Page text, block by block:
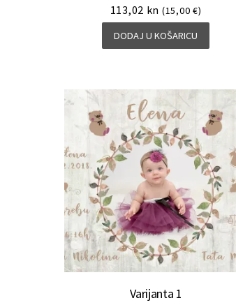
113,02 kn (15,00 €)
DODAJ U KOŠARICU
Varijanta 1